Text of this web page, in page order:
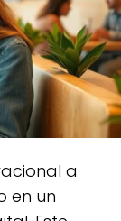
a
en un